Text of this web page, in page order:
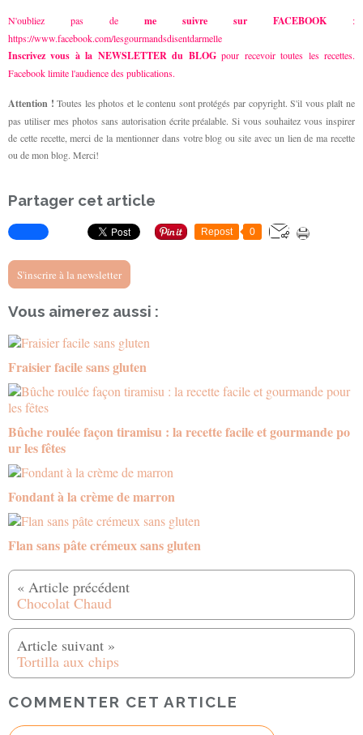
N'oubliez pas de me suivre sur FACEBOOK :
https://www.facebook.com/lesgourmandsdisentdarmelle
Inscrivez vous à la NEWSLETTER du BLOGpour recevoir toutes les recettes.
Facebook limite l'audience des publications.
Attention !Toutes les photos et le contenu sont protégés par copyright. S'il vous plaît ne
pas utiliser mes photos sans autorisation écrite préalable. Si vous souhaitez vous inspirer
de cette recette, merci de la mentionner dans votre blog ou site avec un lien de ma recette
ou de mon blog. Merci!
Partager cet article
Repost 0
S'inscrire à la newsletter
Vous aimerez aussi :
Fraisier facile sans gluten
Bûche roulée façon tiramisu : la recette facile et gourmande po
ur les fêtes
Fondant à la crème de marron
Flan sans pâte crémeux sans gluten
Chocolat Chaud
Tortilla aux chips
COMMENTER CET ARTICLE